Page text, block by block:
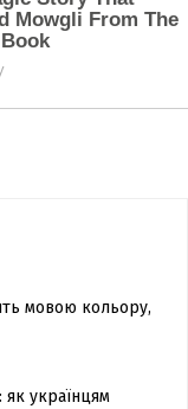
мовою кольору,
як українцям